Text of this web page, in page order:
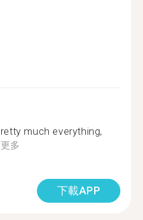
much everything,
多
下載APP